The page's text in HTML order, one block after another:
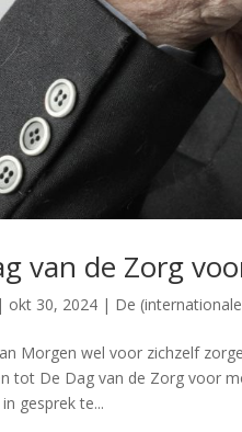
van de Zorg
| okt 30, 2024 | De
Morgen wel voor zichzelf
tot De Dag van de Zorg voor
gesprek te...